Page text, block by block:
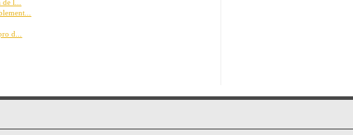
de l...
d...